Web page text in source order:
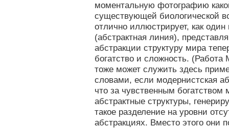
моментальную фотографию
существующей биологической
отлично иллюстрирует, как
(абстрактная линия),
абстракции структуру мира
богатство и сложность.
тоже может служить здесь
словами, если модернистская
что за чувственным богатством
абстрактные структуры,
такое разделение на уровни
абстракциях. Вместо этого они